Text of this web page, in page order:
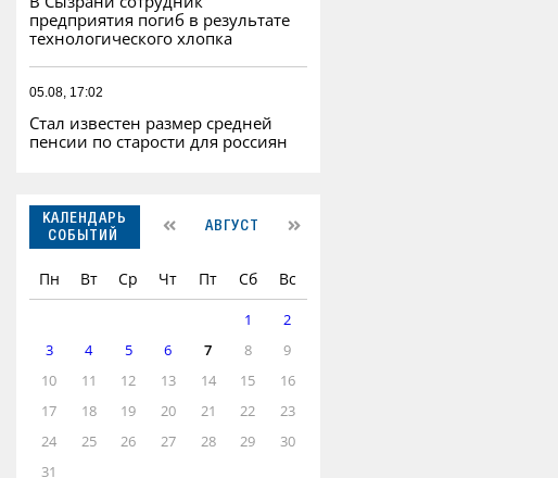
предприятия погиб в результате
технологического хлопка
05.08, 17:02
Стал известен размер средней
пенсии по старости для россиян
КАЛЕНДАРЬ
СОБЫТИЙ
АВГУСТ
Пн Вт Ср Чт Пт Сб Вс
1
2
3
4 5 6 7 8
9
10
11 12 13 14 15
16
17
18 19 20 21 22
23
24
25 26 27 28 29
30
31